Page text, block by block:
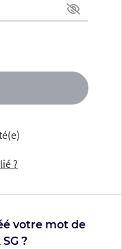
?
votre mot de
?